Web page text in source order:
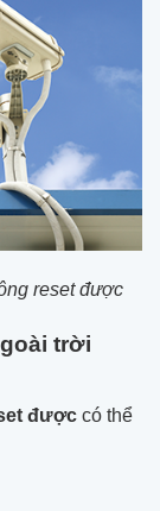
reset được
trời
được có thể